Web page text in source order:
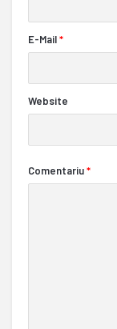
E-Mail*
Website
Comentariu*